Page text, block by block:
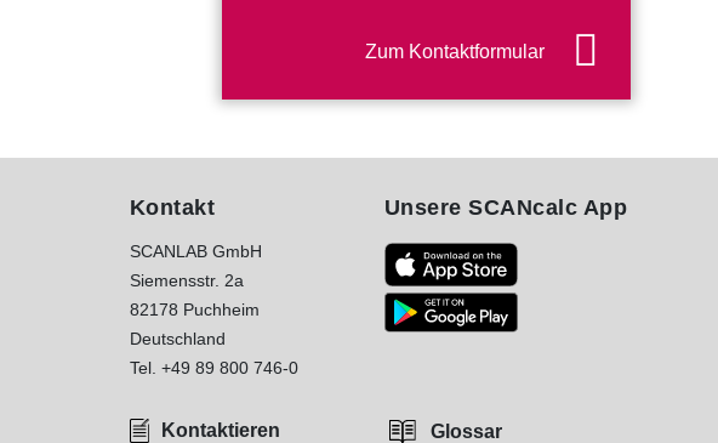
Zum Kontaktformular
Kontakt
SCANLAB GmbH
Siemensstr. 2a
82178 Puchheim
Deutschland
Tel. +49 89 800 746-0
Kontaktieren
Unsere SCANcalc App
Glossar